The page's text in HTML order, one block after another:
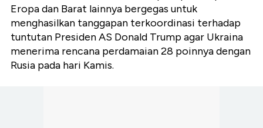
Eropa dan Barat lainnya bergegas untuk
menghasilkan tanggapan terkoordinasi terhadap
tuntutan Presiden AS Donald Trump agar Ukraina
menerima rencana perdamaian 28 poinnya dengan
Rusia pada hari Kamis.